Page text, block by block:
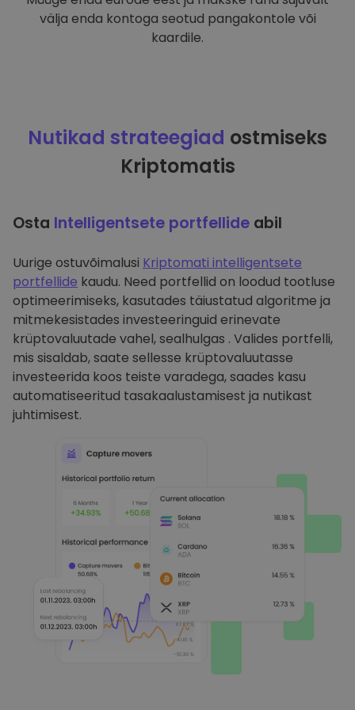
välja enda kontoga seotud pangakontole või
kaardile.
Nutikad strateegiad ostmiseks
Kriptomatis
Osta Intelligentsete portfellide abil
Uurige ostuvõimalusi Kriptomati intelligentsete
portfellide kaudu. Need portfellid on loodud tootluse
optimeerimiseks, kasutades täiustatud algoritme ja
mitmekesistades investeeringuid erinevate
krüptovaluutade vahel, sealhulgas . Valides portfelli,
mis sisaldab, saate sellesse krüptovaluutasse
investeerida koos teiste varadega, saades kasu
automatiseeritud tasakaalustamisest ja nutikast
juhtimisest.